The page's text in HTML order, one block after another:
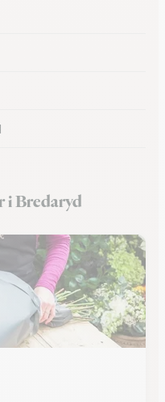
i Bredaryd